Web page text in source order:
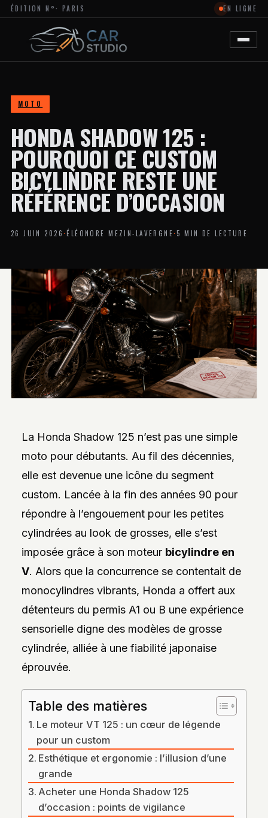
ÉDITION N°
MAGAZINE
DÉDIÉ
L’ACTUALITÉ
AUTOMOBILE
ET
MOTO,
LA
PERSONNALISATION
ET
AUX
TENDANCES
CRÉATIVES
DANS
L’UNIVERS
LE
DES
INTERVIEWS
EXCLUSIVES
DESIGNERS,
REPORTAGES
PHOTO
INSPIRANTS,
DES
ANALYSES
DE
NOUVEAUTÉS
ET
SUR
L’INNOVATION
PERSONNALISATION
AUTO/MOTO.
L’ACCENT
MIS
L’EXPLORATION
STYLES,
MATIÈRES
L’ESTHÉTIQUE
POUR
PASSIONNÉS
PROFESSIONNELS.
· PARIS EN LIGNE
MOTO
HONDA SHADOW 125 :
POURQUOI CE CUSTOM
BICYLINDRE RESTE UNE
RÉFÉRENCE D’OCCASION
26 JUIN 2026·ÉLÉONORE MEZIN-LAVERGNE·5 MIN DE LECTURE
La Honda Shadow 125 n’est pas une simple
moto pour débutants. Au fil des décennies,
elle est devenue une icône du segment
custom. Lancée à la fin des années 90 pour
répondre à l’engouement pour les petites
cylindrées au look de grosses, elle s’est
imposée grâce à son moteur bicylindre en
V. Alors que la concurrence se contentait de
monocylindres vibrants, Honda a offert aux
détenteurs du permis A1 ou B une expérience
sensorielle digne des modèles de grosse
cylindrée, alliée à une fiabilité japonaise
éprouvée.
Table des matières
Le moteur VT 125 : un cœur de légende
pour un custom
Esthétique et ergonomie : l’illusion d’une
grande
Acheter une Honda Shadow 125
d’occasion : points de vigilance